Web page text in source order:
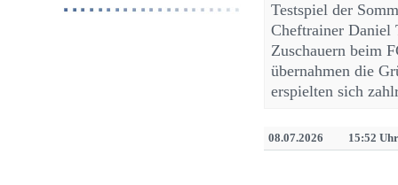
Testspiel der
Cheftrainer Daniel
Zuschauern beim
übernahmen die
erspielten sich
08.07.2026 15:52 Uhr